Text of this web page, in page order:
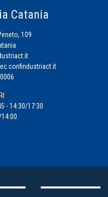
Catania
109
- 14:30/17:30